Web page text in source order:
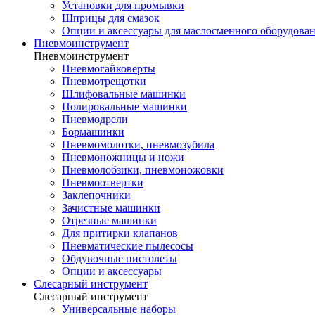
Установки для промывки
Шприцы для смазок
Опции и аксессуары для маслосменного
Пневмоинструмент
Пневмоинструмент
Пневмогайковерты
Пневмотрещотки
Шлифовальные машинки
Полировальные машинки
Пневмодрели
Бормашинки
Пневмомолотки, пневмозубила
Пневмоножницы и ножи
Пневмолобзики, пневмоножовки
Пневмоотвертки
Заклепочники
Зачистные машинки
Отрезные машинки
Для притирки клапанов
Пневматические пылесосы
Обдувочные пистолеты
Опции и аксессуары
Слесарный инструмент
Слесарный инструмент
Универсальные наборы